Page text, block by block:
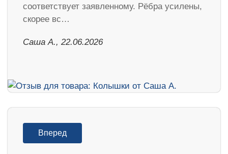
соответствует заявленному. Рёбра усилены,
скорее вс…
Саша А., 22.06.2026
Вперед